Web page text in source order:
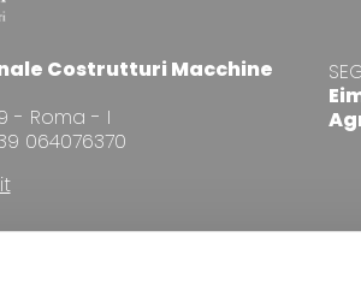
Costrutturi Macchine
- Roma - I
064076370